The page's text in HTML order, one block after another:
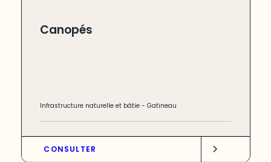
Canopés
Infrastructure naturelle et bâtie -Gatineau
CONSULTER